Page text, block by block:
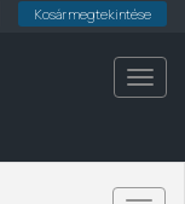
Kosár megtekintése